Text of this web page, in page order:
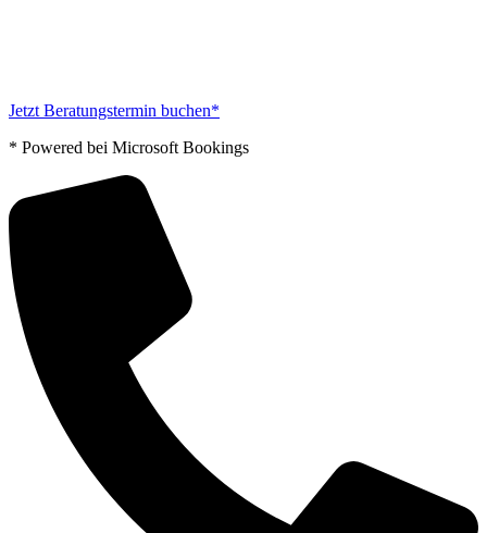
Jetzt Beratungstermin buchen*
* Powered bei Microsoft Bookings